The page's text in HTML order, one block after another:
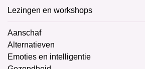
Lezingen en workshops
Aanschaf
Alternatieven
Emoties en intelligentie